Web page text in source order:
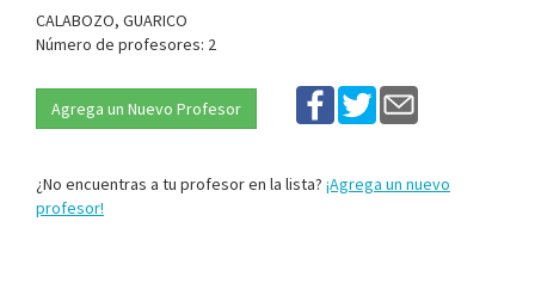
CALABOZO, GUARICO
Número de profesores: 2
Agrega un Nuevo Profesor
¿No encuentras a tu profesor en la lista? ¡Agrega un nuevo
profesor!